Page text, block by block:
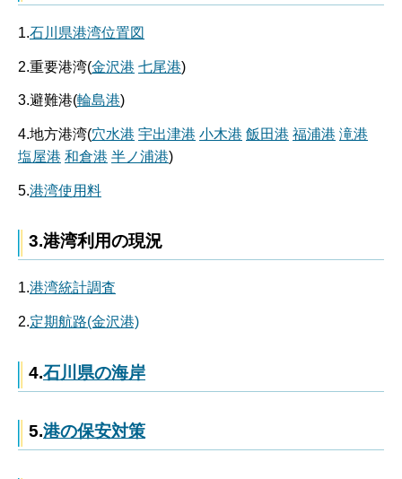
1.石川県港湾位置図
2.重要港湾(金沢港 七尾港)
3.避難港(輪島港)
4.地方港湾(穴水港 宇出津港 小木港 飯田港 福浦港 滝港
塩屋港 和倉港 半ノ浦港)
5.港湾使用料
3.港湾利用の現況
1.港湾統計調査
2.定期航路(金沢港)
4.石川県の海岸
5.港の保安対策